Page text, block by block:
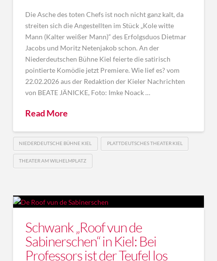
Die Asche des toten Chefs ist noch nicht ganz kalt, da
streiten sich die Angestellten im Stück „Kole witte
Mann (Kalter weißer Mann)“ des Erfolgsduos Dietmar
Jacobs und Moritz Netenjakob schon. An der
Niederdeutschen Bühne Kiel feierte die satirisch
pointierte Komödie jetzt Premiere. Wie lief es? vom
22.02.2026 aus der Redaktion der Kieler Nachrichten
von BEATE JÄNICKE, Foto: Imke Noack …
Read More
NIEDERDEUTSCHE BÜHNE KIEL PLATTDEUTSCHES THEATER KIEL
THEATER AM WILHELMPLATZ
Schwank „Roof vun de
Sabinerschen“ in Kiel: Bei
Professors ist der Teufel los